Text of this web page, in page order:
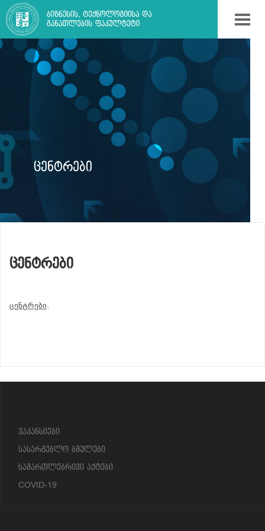
ᲪᲔᲜᲢᲠᲔᲑᲘ
ᲪᲔᲜᲢᲠᲔᲑᲘ
ცენტრები.
ვაკანსიები
სასარგებლო ბმულები
სამართლებრივი აქტები
COVID-19